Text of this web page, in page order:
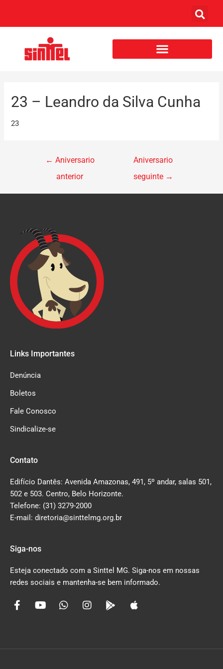
23 – Leandro da Silva Cunha
23
← Aniversario
anterior
Aniversario
seguinte →
Links Importantes
Denúncia
Boletos
Fale Conosco
Sindicalize-se
Contato
Edifício Dantês: Avenida Amazonas, 491, 5º andar, salas 501,
502 e 503. Centro, Belo Horizonte.
Telefone: (31) 3279-2000
E-mail: diretoria@sinttelmg.org.br
Siga-nos
Esteja conectado com a Sinttel MG. Siga-nos em nossas
redes sociais e mantenha-se bem informado.